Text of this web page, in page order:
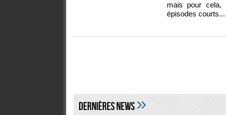
mais pour cela,
épisodes courts...
DERNIÈRES NEWS»